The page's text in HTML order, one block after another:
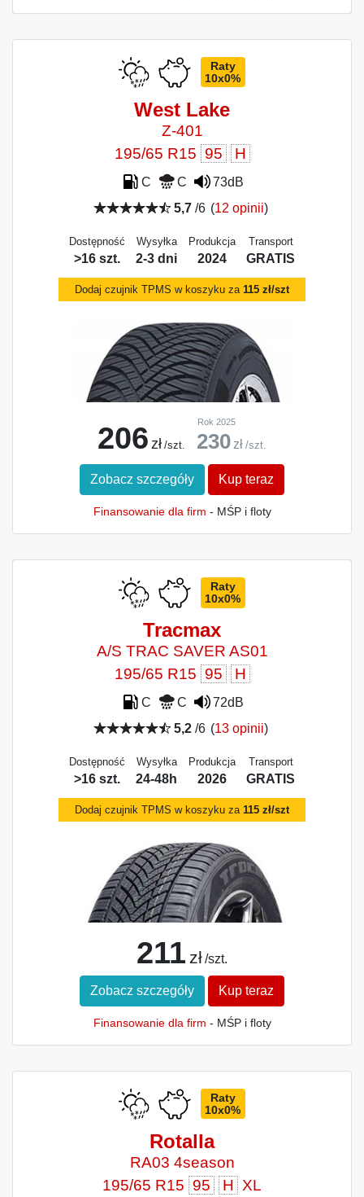
Raty
10x0%
West Lake
Z-401
195/65 R15 95 H
C C
73dB
5,7/6 (12 opinii)
Dostępność
>16 szt.
Wysyłka
2-3 dni
Produkcja
2024
Transport
GRATIS
Dodaj czujnik TPMS w koszyku za 115 zł/szt
206 zł /szt.
Rok 2025
230 zł /szt.
Zobacz szczegóły Kup teraz
Finansowanie dla firm - MŚP i floty
Raty
10x0%
Tracmax
A/S TRAC SAVER AS01
195/65 R15 95 H
C C
72dB
5,2/6 (13 opinii)
Dostępność
>16 szt.
Wysyłka
24-48h
Produkcja
2026
Transport
GRATIS
Dodaj czujnik TPMS w koszyku za 115 zł/szt
211 zł /szt.
Zobacz szczegóły Kup teraz
Finansowanie dla firm - MŚP i floty
Raty
10x0%
Rotalla
RA03 4season
195/65 R15 95 H XL